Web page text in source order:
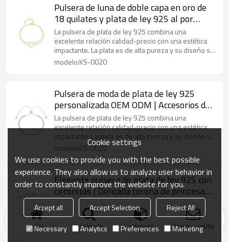
Pulsera de luna de doble capa en oro de
18 quilates y plata de ley 925 al por
mayor | Exquisita pulsera de circonitas
elegante para mujer
La pulsera de plata de ley 925 combina una
excelente relación calidad-precio con una estética
impactante. La plata es de alta pureza y su diseño se
puede personalizar.
modelo:KS-0020
Pulsera de moda de plata de ley 925
personalizada OEM ODM | Accesorios de
joyería de plata para mujer con
temperamento sencillo
La pulsera de plata de ley 925 combina una
excelente relación calidad-precio con una estética
impactante. La plata es de alta pureza y su diseño se
puede personalizar.
modelo:KS-0020
Elegante pulsera de plata de ley 925 con
circonitas | Delicada corona de princesa,
regalo para mujer
Fabricada en plata de ley 925 hipoalergénica, esta
pulsera combina una sofisticación atemporal con la
comodidad cotidiana, lo que la convierte en el
accesorio perfecto tanto para salidas informales
modelo:HLL-BYB00014
Inicio búsqueda categoría Enviar consulta
Cookie settings
We use cookies to provide you with the best possible
experience. They also allow us to analyze user behavior in
order to constantly improve the website for you.
Accept all Accept Selection
Reject All
Necessary
Analytics Preferences Marketing